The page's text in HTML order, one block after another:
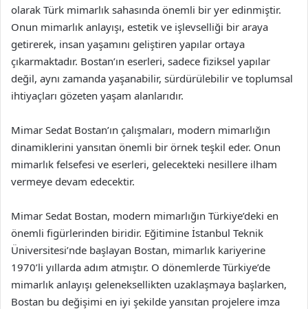
olarak Türk mimarlık sahasında önemli bir yer edinmiştir.
Onun mimarlık anlayışı, estetik ve işlevselliği bir araya
getirerek, insan yaşamını geliştiren yapılar ortaya
çıkarmaktadır. Bostan’ın eserleri, sadece fiziksel yapılar
değil, aynı zamanda yaşanabilir, sürdürülebilir ve toplumsal
ihtiyaçları gözeten yaşam alanlarıdır.
Mimar Sedat Bostan’ın çalışmaları, modern mimarlığın
dinamiklerini yansıtan önemli bir örnek teşkil eder. Onun
mimarlık felsefesi ve eserleri, gelecekteki nesillere ilham
vermeye devam edecektir.
Mimar Sedat Bostan, modern mimarlığın Türkiye’deki en
önemli figürlerinden biridir. Eğitimine İstanbul Teknik
Üniversitesi’nde başlayan Bostan, mimarlık kariyerine
1970’li yıllarda adım atmıştır. O dönemlerde Türkiye’de
mimarlık anlayışı geleneksellikten uzaklaşmaya başlarken,
Bostan bu değişimi en iyi şekilde yansıtan projelere imza